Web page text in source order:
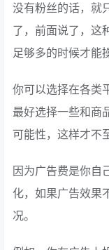
没有粉丝的话，就
了，前面说了，这
足够多的时候才能
你可以选择在各类
最好选择一些和商
可能性，这样才不
因为广告费是你自
化，如果广告效果
况。